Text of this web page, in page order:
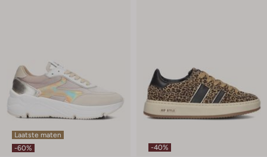
Laatste maten
-60%
-40%